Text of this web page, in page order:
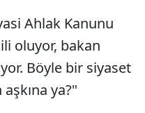
Ahlak Kanunu
oluyor, bakan
Böyle bir siyaset
ya?"